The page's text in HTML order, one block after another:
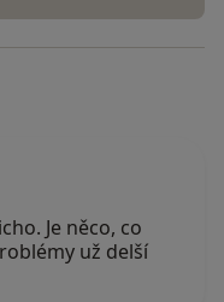
Je něco, co
už delší